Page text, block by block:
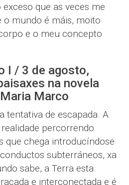
que as veces me
o mundo é máis, moito
e o meu concepto
I / 3 de agosto,
na novela
Marco
tentativa de escapada. A
percorrendo
que chega introducíndose
subterráneos, xa
sabe, a Terra esta
e interconectada e é